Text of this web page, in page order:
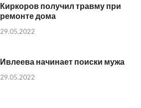
Киркоров получил травму при
ремонте дома
29.05.2022
Ивлеева начинает поиски мужа
29.05.2022